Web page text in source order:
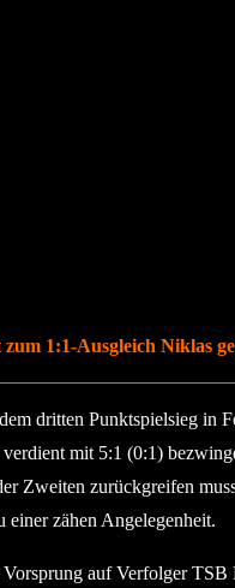
1:1-Ausgleich Niklas
dritten Punktspielsieg
mit 5:1 (0:1)
Zweiten zurückgreifen
einer zähen Angelegenheit.
auf Verfolger